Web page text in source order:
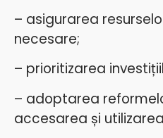
– asigurarea
necesare;
– prioritizarea
– adoptarea
accesarea și